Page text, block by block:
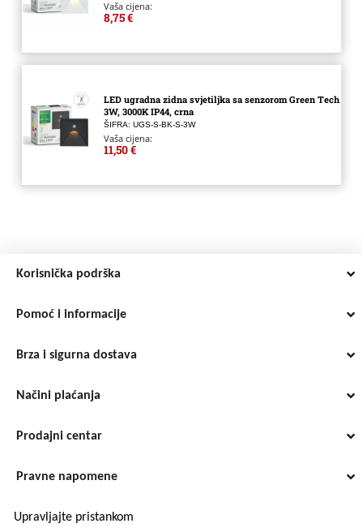
Vaša cijena:
8,75 €
LED ugradna zidna svjetiljka sa senzorom Green Tech
3W, 3000K IP44, crna
ŠIFRA: UGS-S-BK-S-3W
Vaša cijena:
11,50 €
Korisnička podrška
Pomoć i informacije
Brza i sigurna dostava
Načini plaćanja
Prodajni centar
Pravne napomene
Upravljajte pristankom